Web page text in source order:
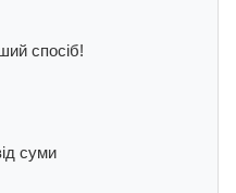
спосіб!
суми